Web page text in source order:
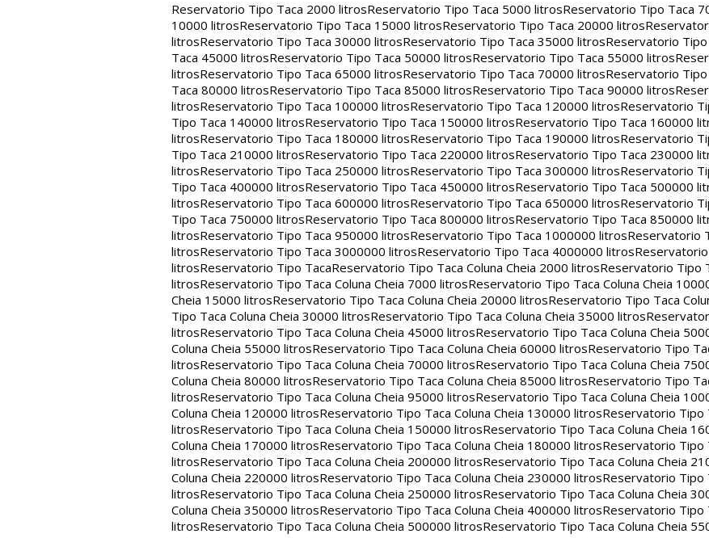
Reservatorio Tipo Taca 2000 litrosReservatorio Tipo Taca 5000 litrosReservatorio Tipo Taca
10000 litrosReservatorio Tipo Taca 15000 litrosReservatorio Tipo Taca 20000 litros
litrosReservatorio Tipo Taca 30000 litrosReservatorio Tipo Taca 35000 litrosReservatorio
Taca 45000 litrosReservatorio Tipo Taca 50000 litrosReservatorio Tipo Taca 55000 litros
litrosReservatorio Tipo Taca 65000 litrosReservatorio Tipo Taca 70000 litrosReservatorio
Taca 80000 litrosReservatorio Tipo Taca 85000 litrosReservatorio Tipo Taca 90000 litros
litrosReservatorio Tipo Taca 100000 litrosReservatorio Tipo Taca 120000 litrosReservatorio
Tipo Taca 140000 litrosReservatorio Tipo Taca 150000 litrosReservatorio Tipo Taca 160000
litrosReservatorio Tipo Taca 180000 litrosReservatorio Tipo Taca 190000 litrosReservatorio
Tipo Taca 210000 litrosReservatorio Tipo Taca 220000 litrosReservatorio Tipo Taca 230000
litrosReservatorio Tipo Taca 250000 litrosReservatorio Tipo Taca 300000 litrosReservatorio
Tipo Taca 400000 litrosReservatorio Tipo Taca 450000 litrosReservatorio Tipo Taca 500000
litrosReservatorio Tipo Taca 600000 litrosReservatorio Tipo Taca 650000 litrosReservatorio
Tipo Taca 750000 litrosReservatorio Tipo Taca 800000 litrosReservatorio Tipo Taca 850000
litrosReservatorio Tipo Taca 950000 litrosReservatorio Tipo Taca 1000000 litrosReservatorio
litrosReservatorio Tipo Taca 3000000 litrosReservatorio Tipo Taca 4000000 litros
litrosReservatorio Tipo TacaReservatorio Tipo Taca Coluna Cheia 2000 litrosReservatorio Tipo
litrosReservatorio Tipo Taca Coluna Cheia 7000 litrosReservatorio Tipo Taca Coluna Cheia
Cheia 15000 litrosReservatorio Tipo Taca Coluna Cheia 20000 litrosReservatorio Tipo Taca
Tipo Taca Coluna Cheia 30000 litrosReservatorio Tipo Taca Coluna Cheia 35000 litros
litrosReservatorio Tipo Taca Coluna Cheia 45000 litrosReservatorio Tipo Taca Coluna Cheia
Coluna Cheia 55000 litrosReservatorio Tipo Taca Coluna Cheia 60000 litrosReservatorio Tipo
litrosReservatorio Tipo Taca Coluna Cheia 70000 litrosReservatorio Tipo Taca Coluna Cheia
Coluna Cheia 80000 litrosReservatorio Tipo Taca Coluna Cheia 85000 litrosReservatorio Tipo
litrosReservatorio Tipo Taca Coluna Cheia 95000 litrosReservatorio Tipo Taca Coluna Cheia
Coluna Cheia 120000 litrosReservatorio Tipo Taca Coluna Cheia 130000 litrosReservatorio Tipo
litrosReservatorio Tipo Taca Coluna Cheia 150000 litrosReservatorio Tipo Taca Coluna Cheia
Coluna Cheia 170000 litrosReservatorio Tipo Taca Coluna Cheia 180000 litrosReservatorio Tipo
litrosReservatorio Tipo Taca Coluna Cheia 200000 litrosReservatorio Tipo Taca Coluna Cheia
Coluna Cheia 220000 litrosReservatorio Tipo Taca Coluna Cheia 230000 litrosReservatorio Tipo
litrosReservatorio Tipo Taca Coluna Cheia 250000 litrosReservatorio Tipo Taca Coluna Cheia
Coluna Cheia 350000 litrosReservatorio Tipo Taca Coluna Cheia 400000 litrosReservatorio Tipo
litrosReservatorio Tipo Taca Coluna Cheia 500000 litrosReservatorio Tipo Taca Coluna Cheia